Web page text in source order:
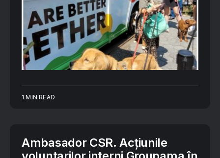
1 MIN READ
Ambasador CSR. Acțiunile